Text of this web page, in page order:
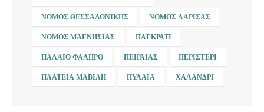
ΝΟΜΌΣ ΘΕΣΣΑΛΟΝΊΚΗΣ ΝΟΜΌΣ ΛΆΡΙΣΑΣ
ΝΟΜΌΣ ΜΑΓΝΗΣΊΑΣ ΠΑΓΚΡΆΤΙ
ΠΑΛΑΙΌ ΦΆΛΗΡΟ ΠΕΙΡΑΙΆΣ ΠΕΡΙΣΤΈΡΙ
ΠΛΑΤΕΊΑ ΜΑΒΊΛΗ ΠΥΛΑΊΑ ΧΑΛΆΝΔΡΙ